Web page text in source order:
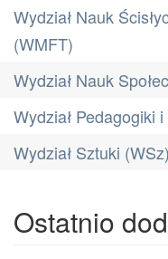
Wydział Nauk
(WMFT)
Wydział Nauk
Wydział Pedagogiki
Wydział Sztuki (WSz)
Ostatnio